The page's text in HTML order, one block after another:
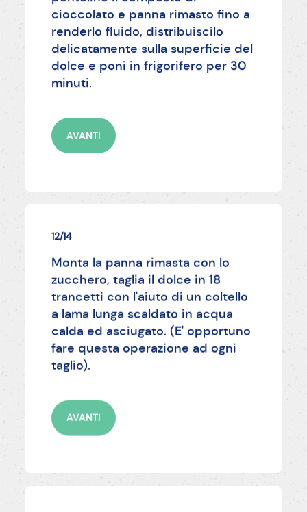
cioccolato e panna rimasto fino a
renderlo fluido, distribuiscilo
delicatamente sulla superficie del
dolce e poni in frigorifero per 30
minuti.
AVANTI
12/14
Monta la panna rimasta con lo
zucchero, taglia il dolce in 18
trancetti con l'aiuto di un coltello
a lama lunga scaldato in acqua
calda ed asciugato. (E' opportuno
fare questa operazione ad ogni
taglio).
AVANTI